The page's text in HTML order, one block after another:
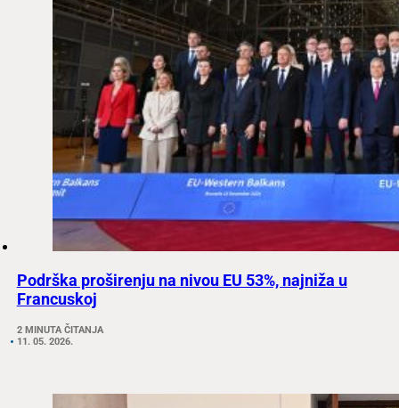
Podrška proširenju na nivou EU 53%, najniža u
Francuskoj
2 MINUTA ČITANJA
11. 05. 2026.